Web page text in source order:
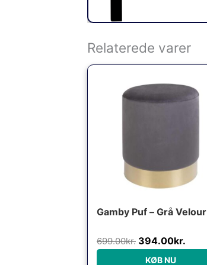
Relaterede varer
Gamby Puf – Grå Velour
699.00kr.
oprindelige
pris
var:
394.00kr.
pris
KØB NU